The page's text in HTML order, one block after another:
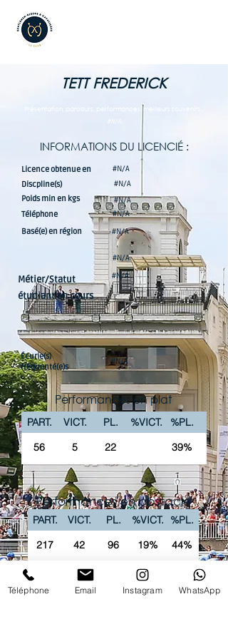
TETT FREDERICK
Présentation, parcours, performances, meilleurs souvenirs...
#N/A
INFORMATIONS DU LICENCIÉ :
Licence obtenue en
#N/A
Discpline(s)
#N/A
Poids min en kgs
#N/A
Téléphone
#N/A
Basé(e) en région
#N/A
#N/A
Métier/Statut
étudiant en cours
#N/A
Écurie(s)
fréquenté(e)s
#N/A
Performances en plat
PART. VICT. PL. %VICT.
%PL.
56
5 22 39%
Performances en obstacle
PART. VICT. PL. %VICT.
%PL.
217
42 96 19% 44%
La chaîne Youtube du Club vous propose
'intégralité des courses PREMIUM en replay !
Téléphone Email Instagram WhatsApp